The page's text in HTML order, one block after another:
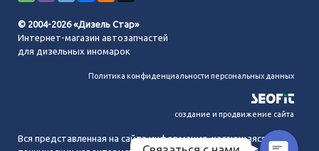
© 2004-2026 «Дизель Стар»
Интернет-магазин автозапчастей
для дизельных иномарок
Политика конфиденциальности персональных данных
создание и продвижение сайта
Вся представленная на сайте информация, касающаяся